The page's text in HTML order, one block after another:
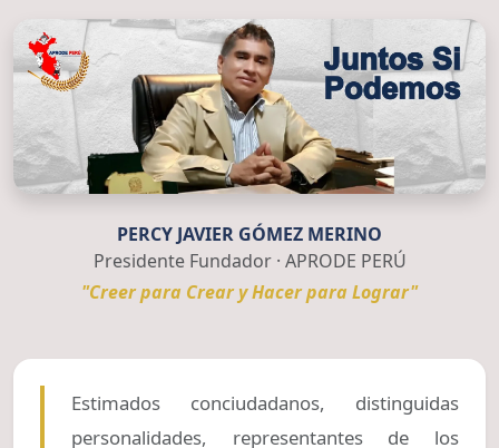
PERCY JAVIER GÓMEZ MERINO
Presidente Fundador · APRODE PERÚ
"Creer para Crear y Hacer para Lograr"
Estimados conciudadanos, distinguidas
personalidades, representantes de los